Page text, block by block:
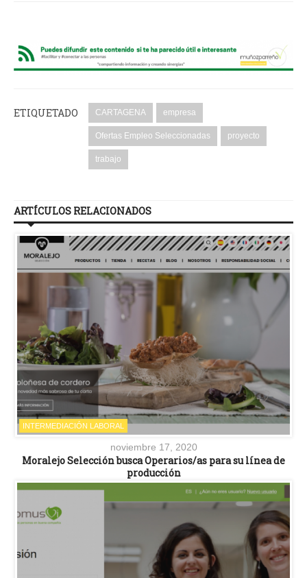
ETIQUETADO CARTAGENA empresa
Ofertas Empleo Seleccionadas proyecto
trabajo
ARTÍCULOS RELACIONADOS
INTERMEDIACIÓN LABORAL
noviembre 17, 2020
Moralejo Selección busca Operarios/as para su línea de
producción